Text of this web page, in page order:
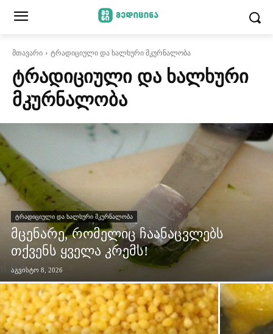
მთავარი ტრადიციული და ხალხური მკურნალობა
ᲢᲠᲐᲓᲘᲪᲘᲣᲚᲘ ᲓᲐ ᲮᲐᲚᲮᲣᲠᲘ
ᲛᲙᲣᲠᲜᲐᲚᲝᲑᲐ
ᲢᲠᲐᲓᲘᲪᲘᲣᲚᲘ ᲓᲐ ᲮᲐᲚᲮᲣᲠᲘ ᲛᲙᲣᲠᲜᲐᲚᲝᲑᲐ
მცენარე, რომელიც ჩაანაცვლებს
თქვენს ყველა კრემს!
აგვისტო 8, 2026